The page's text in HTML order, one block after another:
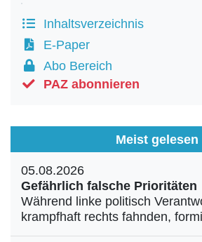
Inhaltsverzeichnis
E-Paper
Abo Bereich
PAZ abonnieren
Meist gelesen
05.08.2026
Gefährlich falsche Prioritäten
Während linke politisch
krampfhaft rechts fahnden,